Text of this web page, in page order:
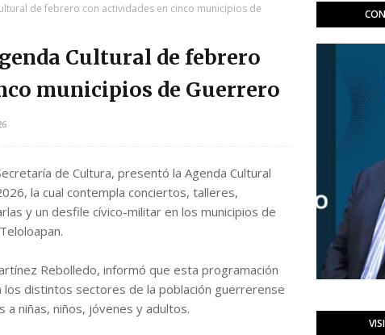
de febrero con actividades en cinco municipios de
Cultural de febrero
municipios de Guerrero
de Cultura, presentó la Agenda Cultural
la cual contempla conciertos, talleres,
y un desfile cívico-militar en los municipios de
Rebolledo, informó que esta programación
distintos sectores de la población guerrerense
niñas, niños, jóvenes y adultos.